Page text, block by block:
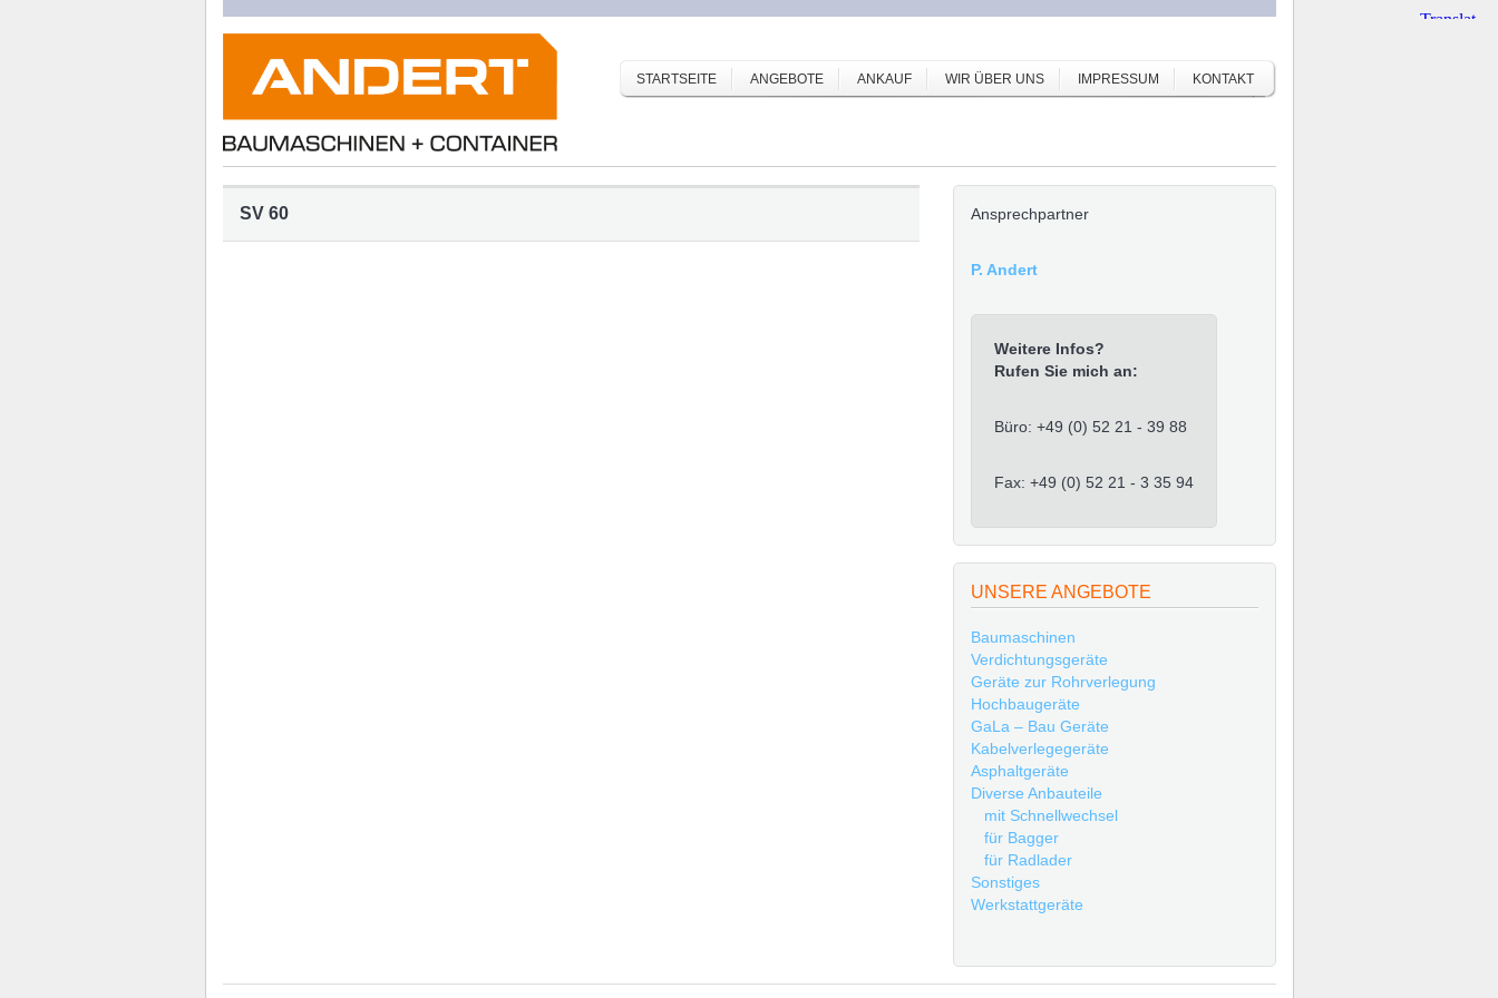
STARTSEITE ANGEBOTE ANKAUF WIR ÜBER UNS IMPRESSUM KONTAKT
SV 60 Ansprechpartner
P. Andert
Weitere Infos?
Rufen Sie mich an:
Büro: +49 (0) 52 21 - 39 88
Fax: +49 (0) 52 21 - 3 35 94
UNSERE ANGEBOTE
Baumaschinen
Verdichtungsgeräte
Geräte zur Rohrverlegung
Hochbaugeräte
GaLa – Bau Geräte
Kabelverlegegeräte
Asphaltgeräte
Diverse Anbauteile
mit Schnellwechsel
für Bagger
für Radlader
Sonstiges
Werkstattgeräte